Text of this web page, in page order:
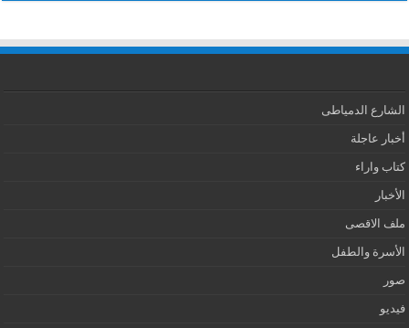
الشارع الدمياطى
أخبار عاجلة
كتاب واراء
الأخبار
ملف الاقصى
الأسرة والطفل
صور
فيديو